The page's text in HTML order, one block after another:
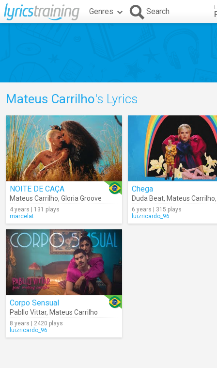
Genres Search
Mateus Carrilho's Lyrics
NOITE DE CAÇA
Mateus Carrilho, Gloria Groove
4 years | 131 plays
marcelat
Chega
Duda Beat, Mateus Carrilho
6 years | 315 plays
luizricardo_96
Corpo Sensual
Pabllo Vittar, Mateus Carrilho
8 years | 2420 plays
luizricardo_96